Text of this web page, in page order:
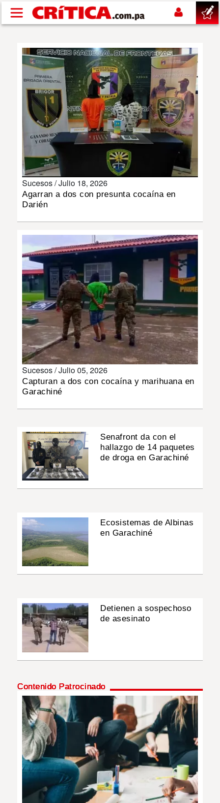
Pasar al contenido principal
SUCESOS
NACIONAL
POLÍTICA
SHOW
DEPORTES
MULTIMEDIA
IMPRESO
Sucesos /Julio 18, 2026
Agarran a dos con presunta cocaína en
Darién
Sucesos /Julio 05, 2026
Capturan a dos con cocaína y marihuana en
Garachiné
Senafront da con el
hallazgo de 14 paquetes
de droga en Garachiné
Ecosistemas de Albinas
en Garachiné
Detienen a sospechoso
de asesinato
Contenido Patrocinado